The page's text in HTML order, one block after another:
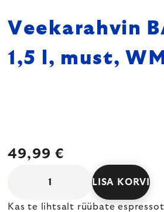
Veekarahvin
1,5 l, must,
49,99 €
LISA KORVI
Kas te lihtsalt rüübate